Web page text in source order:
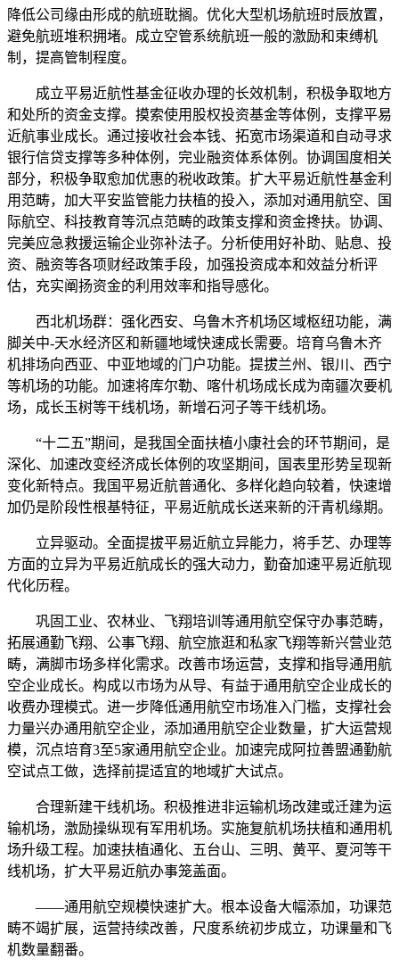
降低公司缘由形成的航班耽搁。优化大型机场航班时辰放置，
避免航班堆积拥堵。成立空管系统航班一般的激励和束缚机
制，提高管制程度。
成立平易近航性基金征收办理的长效机制，积极争取地方
和处所的资金支撑。摸索使用股权投资基金等体例，支撑平易
近航事业成长。通过接收社会本钱、拓宽市场渠道和自动寻求
银行信贷支撑等多种体例，完业融资体系体例。协调国度相关
部分，积极争取愈加优惠的税收政策。扩大平易近航性基金利
用范畴，加大平安监管能力扶植的投入，添加对通用航空、国
际航空、科技教育等沉点范畴的政策支撑和资金搀扶。协调、
完美应急救援运输企业弥补法子。分析使用好补助、贴息、投
资、融资等各项财经政策手段，加强投资成本和效益分析评
估，充实阐扬资金的利用效率和指导感化。
西北机场群：强化西安、乌鲁木齐机场区域枢纽功能，满
脚关中-天水经济区和新疆地域快速成长需要。培育乌鲁木齐
机排场向西亚、中亚地域的门户功能。提拔兰州、银川、西宁
等机场的功能。加速将库尔勒、喀什机场成长成为南疆次要机
场，成长玉树等干线机场，新增石河子等干线机场。
“十二五”期间，是我国全面扶植小康社会的环节期间，是
深化、加速改变经济成长体例的攻坚期间，国表里形势呈现新
变化新特点。我国平易近航普通化、多样化趋向较着，快速增
加仍是阶段性根基特征，平易近航成长送来新的汗青机缘期。
立异驱动。全面提拔平易近航立异能力，将手艺、办理等
方面的立异为平易近航成长的强大动力，勤奋加速平易近航现
代化历程。
巩固工业、农林业、飞翔培训等通用航空保守办事范畴，
拓展通勤飞翔、公事飞翔、航空旅逛和私家飞翔等新兴营业范
畴，满脚市场多样化需求。改善市场运营，支撑和指导通用航
空企业成长。构成以市场为从导、有益于通用航空企业成长的
收费办理模式。进一步降低通用航空市场准入门槛，支撑社会
力量兴办通用航空企业，添加通用航空企业数量，扩大运营规
模，沉点培育3至5家通用航空企业。加速完成阿拉善盟通勤航
空试点工做，选择前提适宜的地域扩大试点。
合理新建干线机场。积极推进非运输机场改建或迁建为运
输机场，激励操纵现有军用机场。实施复航机场扶植和通用机
场升级工程。加速扶植通化、五台山、三明、黄平、夏河等干
线机场，扩大平易近航办事笼盖面。
——通用航空规模快速扩大。根本设备大幅添加，功课范
畴不竭扩展，运营持续改善，尺度系统初步成立，功课量和飞
机数量翻番。